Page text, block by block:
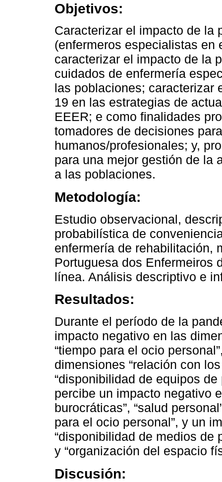
Objetivos:
Caracterizar el impacto de la
(enfermeros especialistas en
caracterizar el impacto de la
cuidados de enfermería
las poblaciones; caracterizar
19 en las estrategias de
EEER; e como finalidades
tomadores de decisiones
humanos/profesionales; y,
para una mejor gestión de la
a las poblaciones.
Metodología:
Estudio observacional,
probabilística de
enfermería de rehabilitación,
Portuguesa dos Enfermeiros
línea. Análisis descriptivo e
Resultados:
Durante el período de la
impacto negativo en las
“tiempo para el ocio
dimensiones “relación con
“disponibilidad de equipos
percibe un impacto negativo
burocráticas”, “salud
para el ocio personal”, y un
“disponibilidad de medios de
y “organización del espacio
Discusión: